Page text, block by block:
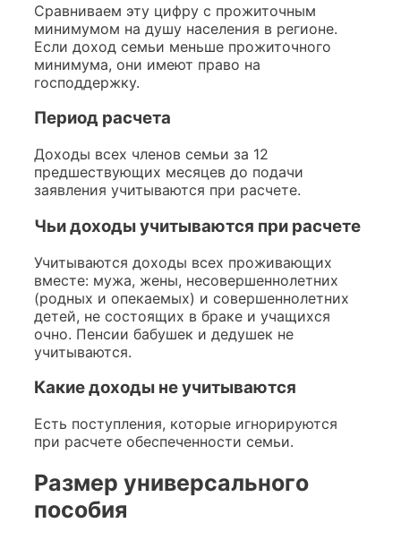
Сравниваем эту цифру с прожиточным
минимумом на душу населения в регионе.
Если доход семьи меньше прожиточного
минимума, они имеют право на
господдержку.
Период расчета
Доходы всех членов семьи за 12
предшествующих месяцев до подачи
заявления учитываются при расчете.
Чьи доходы учитываются при расчете
Учитываются доходы всех проживающих
вместе: мужа, жены, несовершеннолетних
(родных и опекаемых) и совершеннолетних
детей, не состоящих в браке и учащихся
очно. Пенсии бабушек и дедушек не
учитываются.
Какие доходы не учитываются
Есть поступления, которые игнорируются
при расчете обеспеченности семьи.
Размер универсального
пособия